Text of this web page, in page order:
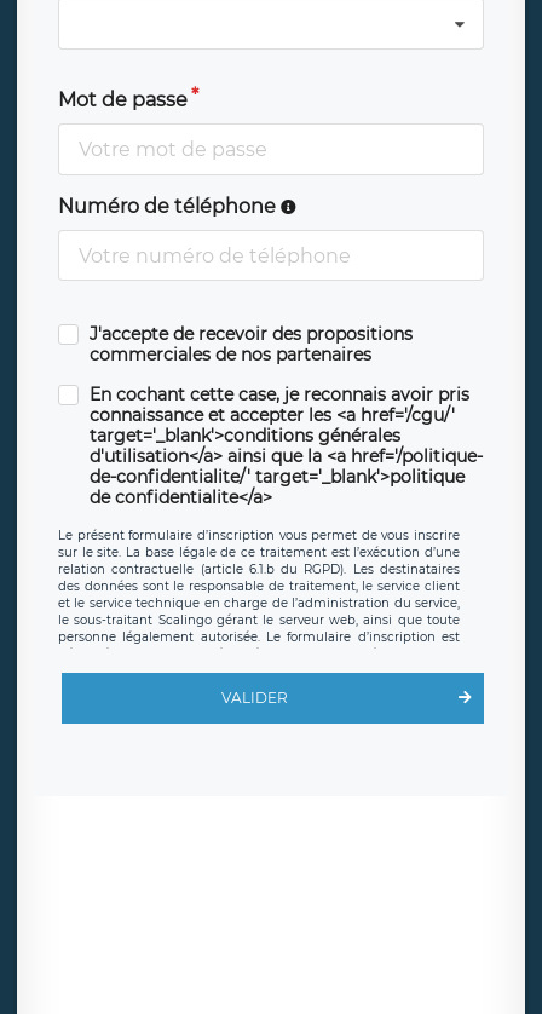
Mot de passe
Numéro de téléphone
J'accepte de recevoir des propositions
commerciales de nos partenaires
En cochant cette case, je reconnais avoir pris
connaissance et accepter les <a href='/cgu/'
target='_blank'>conditions générales
d'utilisation</a> ainsi que la <a href='/politique-
de-confidentialite/' target='_blank'>politique
de confidentialite</a>
Le présent formulaire d’inscription vous permet de vous inscrire
sur le site. La base légale de ce traitement est l’exécution d’une
relation contractuelle (article 6.1.b du RGPD). Les destinataires
des données sont le responsable de traitement, le service client
et le service technique en charge de l’administration du service,
le sous-traitant Scalingo gérant le serveur web, ainsi que toute
personne légalement autorisée. Le formulaire d’inscription est
offrant desclauses de protection conformes au RGPD. Les
en sollicite la suppression, étant entendu que vous pouvez
demander la suppression de vos données et retirer votre
VALIDER